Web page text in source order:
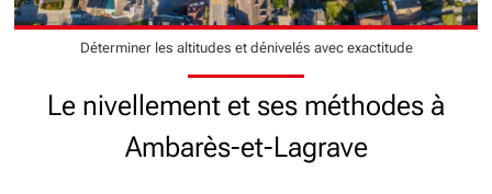
Déterminer les altitudes et dénivelés avec exactitude
Le nivellement et ses méthodes à
Ambarès-et-Lagrave